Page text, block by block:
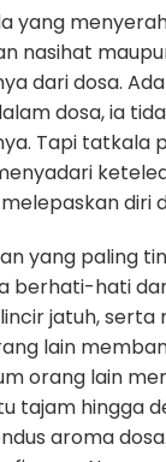
yang
nasihat
dari dosa.
dosa, ia
Tapi tatkala
diri
yang paling
berhati-hati
jatuh, serta
lain
orang lain
tajam hingga
aroma